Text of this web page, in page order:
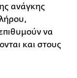
ανάγκης
να
και στους